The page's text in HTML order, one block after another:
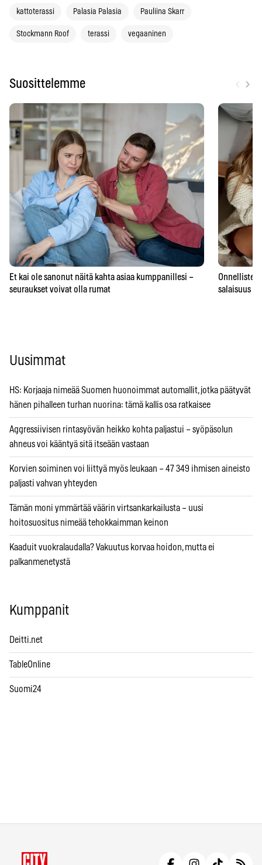
kattoterassi Palasia Palasia Pauliina Skarr
Stockmann Roof terassi vegaaninen
Suosittelemme ›
Et kai ole sanonut näitä kahta asiaa kumppanillesi –
seuraukset voivat olla rumat
Onnellisten
salaisuus –
Uusimmat
HS: Korjaaja nimeää Suomen huonoimmat automallit, jotka päätyvät
hänen pihalleen turhan nuorina: tämä kallis osa ratkaisee
Aggressiivisen rintasyövän heikko kohta paljastui – syöpäsolun
ahneus voi kääntyä sitä itseään vastaan
Korvien soiminen voi liittyä myös leukaan – 47 349 ihmisen aineisto
paljasti vahvan yhteyden
Tämän moni ymmärtää väärin virtsankarkailusta – uusi
hoitosuositus nimeää tehokkaimman keinon
Kaaduit vuokralaudalla? Vakuutus korvaa hoidon, mutta ei
palkanmenetystä
Kumppanit
Deitti.net
TableOnline
Suomi24